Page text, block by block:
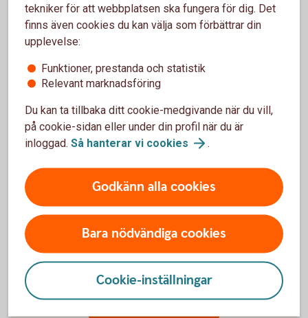
Deklarera digitalt eller på papper.
Slutskattebesked: 6-12 juni.
Detta alternativ är för dig som behöver ändra eller
avdrag för resor - till och från arbetet - eller
redovisning av bostadsförsäljning.
Dina
skattepengar
tekniker för att webbplatsen ska fungera för dig. Det
finns även cookies du kan välja som förbättrar din
upplevelse:
Funktioner, prestanda och statistik
Relevant marknadsföring
Du kan ta tillbaka ditt cookie-medgivande när du vill,
på cookie-sidan eller under din profil när du är
inloggad. Så hanterar vi cookies .
Godkänn alla cookies
Bara nödvändiga cookies
Cookie-inställningar